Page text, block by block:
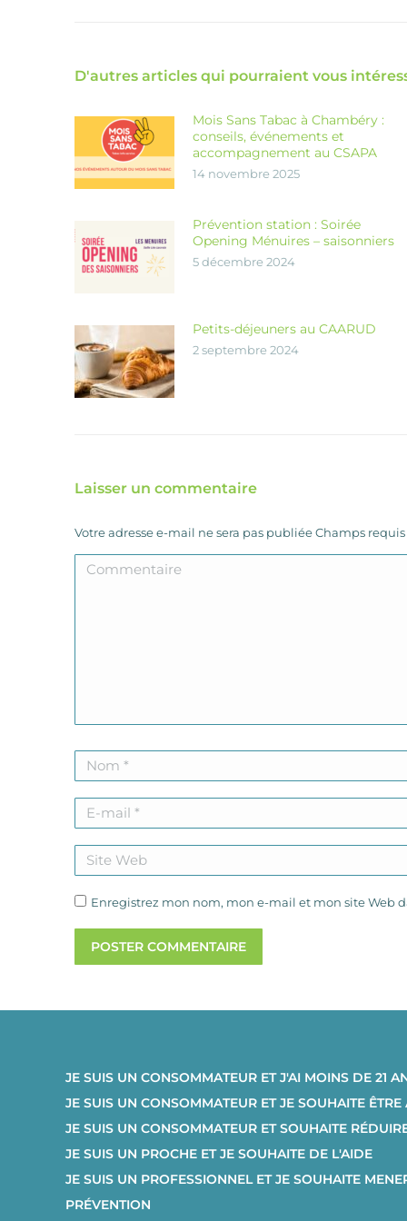
D'autres articles qui pourraient vous
Mois Sans Tabac à Chambéry :
conseils, événements et
accompagnement au CSAPA
14 novembre 2025
Prévention station : Soirée
Opening Ménuires – saisonniers
5 décembre 2024
Petits-déjeuners au CAARUD
2 septembre 2024
Laisser un commentaire
Votre adresse e-mail ne sera pas publiée Champs
Commentaire
Nom *
E-mail *
Site Web
Enregistrez mon nom, mon e-mail et mon site Web
POSTER COMMENTAIRE
JE SUIS UN CONSOMMATEUR ET J'AI MOINS DE 21
JE SUIS UN CONSOMMATEUR ET JE SOUHAITE
JE SUIS UN CONSOMMATEUR ET SOUHAITE
JE SUIS UN PROCHE ET JE SOUHAITE DE L'AIDE
JE SUIS UN PROFESSIONNEL ET JE SOUHAITE
PRÉVENTION